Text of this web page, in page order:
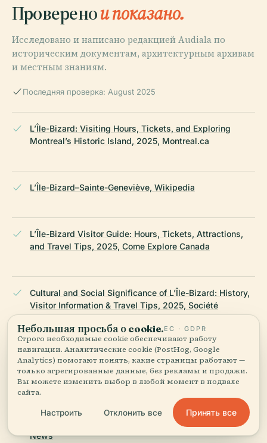
Проверенои показано.
Исследовано и написано редакцией Audiala по
историческим документам, архитектурным архивам
и местным знаниям.
Последняя проверка: August 2025
L’Île-Bizard: Visiting Hours, Tickets, and Exploring
Montreal’s Historic Island, 2025, Montreal.ca
L’Île-Bizard–Sainte-Geneviève, Wikipedia
L’Île-Bizard Visitor Guide: Hours, Tickets, Attractions,
and Travel Tips, 2025, Come Explore Canada
Cultural and Social Significance of L’Île-Bizard: History,
Visitor Information & Travel Tips, 2025, Société
patrimoine et histoire de l'île Bizard
Top Attractions and Visiting Information for L'Île-Bizard,
Montreal, 2025, Montreal.ca
A Hidden Treasure of Montreal: L’Île-Bizard, Global
News
Небольшая просьба о cookie.ЕС · GDPR
Строго необходимые cookie обеспечивают работу
навигации. Аналитические cookie (PostHog, Google
Analytics) помогают понять, какие страницы работают —
только агрегированные данные, без рекламы и продажи.
Вы можете изменить выбор в любой момент в подвале
сайта.
Настроить Отклонить все Принять все